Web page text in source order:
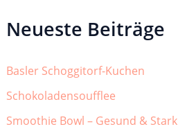
Neueste Beiträge
Basler Schoggitorf-Kuchen
Schokoladensoufflee
Smoothie Bowl – Gesund & Stark